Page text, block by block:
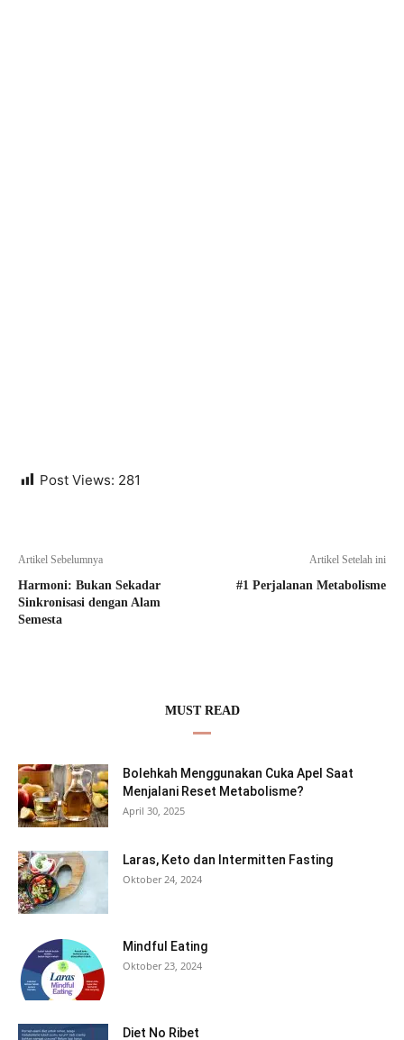
Post Views: 281
Artikel Sebelumnya
Harmoni: Bukan Sekadar
Sinkronisasi dengan Alam
Semesta
Artikel Setelah ini
#1 Perjalanan Metabolisme
MUST READ
Bolehkah Menggunakan Cuka Apel Saat
Menjalani Reset Metabolisme?
April 30, 2025
Laras, Keto dan Intermitten Fasting
Oktober 24, 2024
Mindful Eating
Oktober 23, 2024
Diet No Ribet